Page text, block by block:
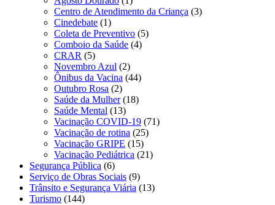
Centro de Atendimento da Criança (3)
Cinedebate (1)
Coleta de Preventivo (5)
Comboio da Saúde (4)
CRAR (5)
Novembro Azul (2)
Ônibus da Vacina (44)
Outubro Rosa (2)
Saúde da Mulher(18)
Saúde Mental (13)
Vacinação COVID-19 (71)
Vacinação de rotina (25)
Vacinação GRIPE (15)
Vacinação Pediátrica (21)
Segurança Pública (6)
Serviço de Obras Sociais (9)
Trânsito e Segurança Viária (13)
Turismo (144)